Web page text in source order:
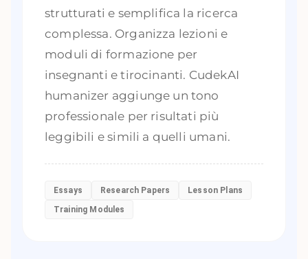
strutturati e semplifica la ricerca
complessa. Organizza lezioni e
moduli di formazione per
insegnanti e tirocinanti. CudekAI
humanizer aggiunge un tono
professionale per risultati più
leggibili e simili a quelli umani.
Essays Research Papers
Lesson Plans
Training Modules